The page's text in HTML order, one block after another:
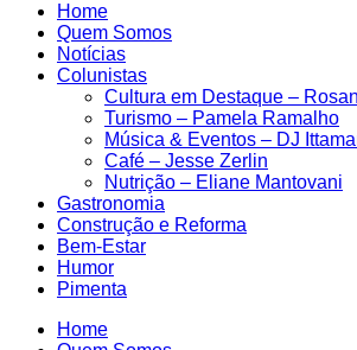
Home
Quem Somos
Notícias
Colunistas
Cultura em Destaque –
Turismo – Pamela Ramalho
Música & Eventos – DJ
Café – Jesse Zerlin
Nutrição – Eliane Mantovani
Gastronomia
Construção e Reforma
Bem-Estar
Humor
Pimenta
Home